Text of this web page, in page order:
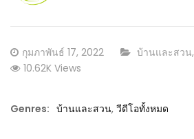
Posted
on
กุมภาพันธ์ 17, 2022 CATEGORY:
บ้านและสวน,
10.62K Views
Genres: บ้านและสวน, วีดีโอทั้งหมด